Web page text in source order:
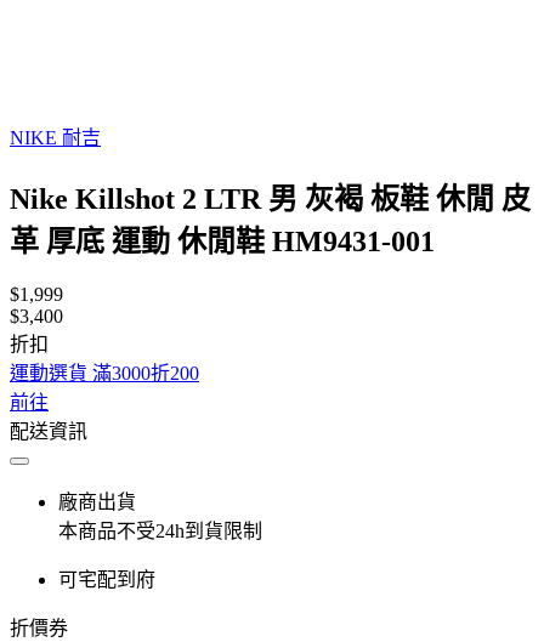
NIKE 耐吉
Nike Killshot 2 LTR 男 灰褐 板鞋 休閒 皮
革 厚底 運動 休閒鞋 HM9431-001
$1,999
$3,400
折扣
運動選貨 滿3000折200
前往
配送資訊
廠商出貨
本商品不受24h到貨限制
可宅配到府
折價券